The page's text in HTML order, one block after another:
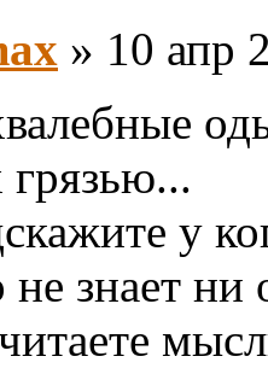
» 10 апр
у
знает